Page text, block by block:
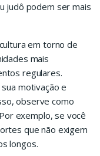
judô podem ser mais
em torno de
mais
regulares.
motivação e
observe como
exemplo, se você
que não exigem
longos.